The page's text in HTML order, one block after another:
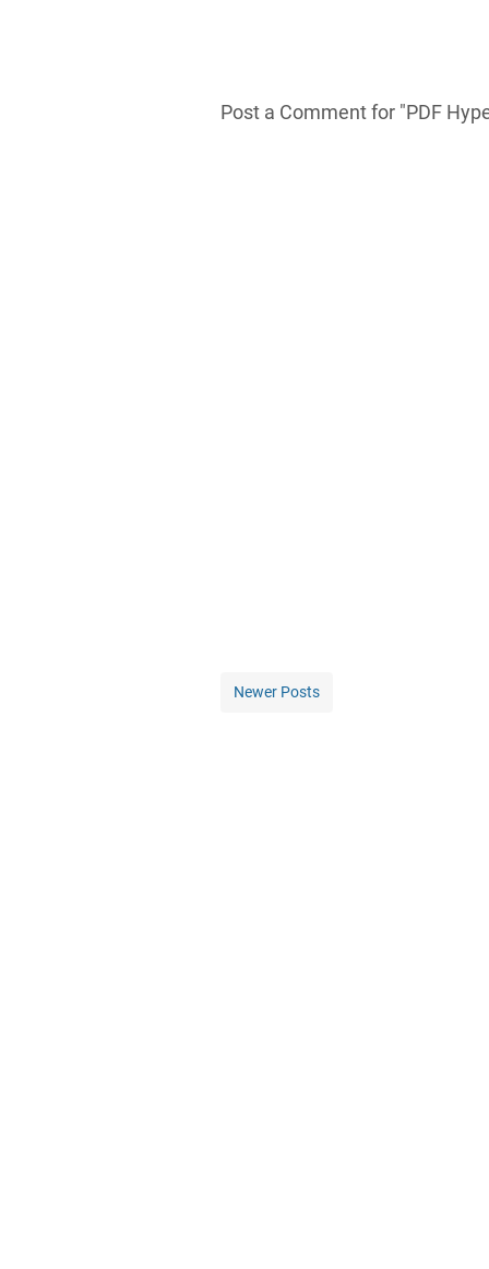
Post a Comment for "PDF
Newer Posts